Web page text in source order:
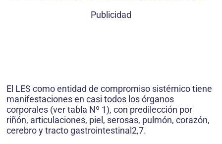
Publicidad
El LES como entidad de compromiso sistémico tiene
manifestaciones en casi todos los órganos
corporales (ver tabla Nº 1), con predilección por
riñón, articulaciones, piel, serosas, pulmón, corazón,
cerebro y tracto gastrointestinal2,7.